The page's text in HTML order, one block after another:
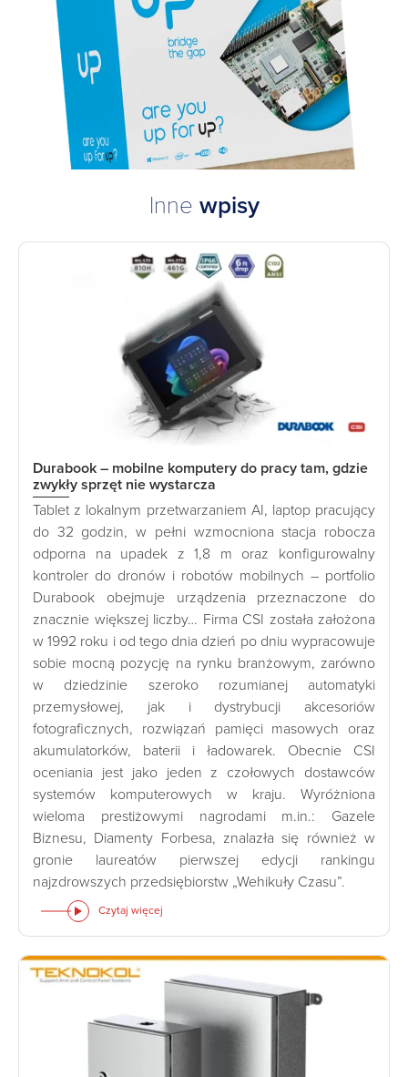
Inne wpisy
Durabook – mobilne komputery do pracy tam, gdzie
zwykły sprzęt nie wystarcza
Tablet z lokalnym przetwarzaniem AI, laptop pracujący
do 32 godzin, w pełni wzmocniona stacja robocza
odporna na upadek z 1,8 m oraz konfigurowalny
kontroler do dronów i robotów mobilnych – portfolio
Durabook obejmuje urządzenia przeznaczone do
znacznie większej liczby… Firma CSI została założona
w 1992 roku i od tego dnia dzień po dniu wypracowuje
sobie mocną pozycję na rynku branżowym, zarówno
w dziedzinie szeroko rozumianej automatyki
przemysłowej, jak i dystrybucji akcesoriów
fotograficznych, rozwiązań pamięci masowych oraz
akumulatorków, baterii i ładowarek. Obecnie CSI
oceniania jest jako jeden z czołowych dostawców
systemów komputerowych w kraju. Wyróżniona
wieloma prestiżowymi nagrodami m.in.: Gazele
Biznesu, Diamenty Forbesa, znalazła się również w
gronie laureatów pierwszej edycji rankingu
najzdrowszych przedsiębiorstw „Wehikuły Czasu”.
Czytaj więcej